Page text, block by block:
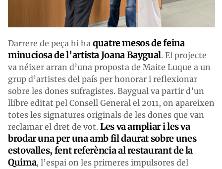
Darrere de peça hi ha quatre mesos de feina
minuciosa de l’artista Joana Baygual. El projecte
va néixer arran d’una proposta de Maite Luque a un
grup d’artistes del país per honorar i reflexionar
sobre les dones sufragistes. Baygual va partir d’un
llibre editat pel Consell General el 2011, on apareixen
totes les signatures originals de les dones que van
reclamar el dret de vot. Les va ampliar i les va
brodar una per una amb fil daurat sobre unes
estovalles, fent referència al restaurant de la
Quima, l’espai on les primeres impulsores del